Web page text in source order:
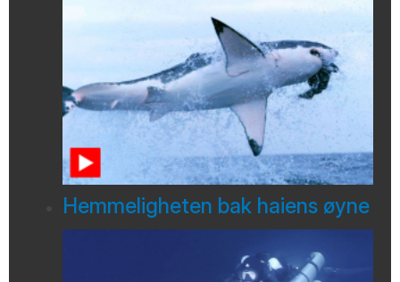
Hemmeligheten bak haiens øyne